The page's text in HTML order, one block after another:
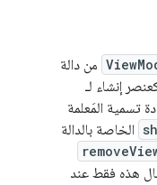
من دالة
إنشاء لـ
تسمية المَعلمة
الخاصة بالدالة
هذه فقط عند